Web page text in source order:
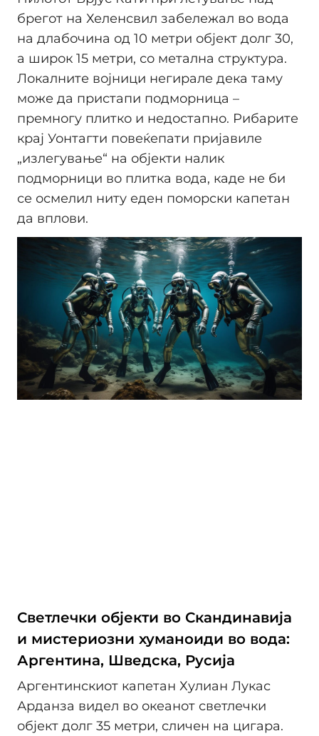
брегот на Хеленсвил забележал во вода
на длабочина од 10 метри објект долг 30,
а широк 15 метри, со метална структура.
Локалните војници негирале дека таму
може да пристапи подморница –
премногу плитко и недостапно. Рибарите
крај Уонтагти повеќепати пријавиле
„излегување“ на објекти налик
подморници во плитка вода, каде не би
се осмелил ниту еден поморски капетан
да вплови.
Светлечки објекти во Скандинавија
и мистериозни хуманоиди во вода:
Аргентина, Шведска, Русија
Аргентинскиот капетан Хулиан Лукас
Арданза видел во океанот светлечки
објект долг 35 метри, сличен на цигара.